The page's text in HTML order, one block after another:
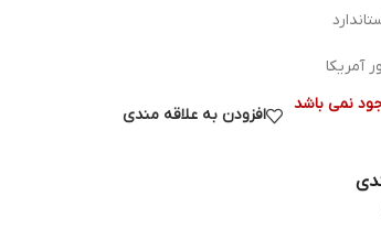
آمریکا
نمی باشد
افزودن به علاقه مندی